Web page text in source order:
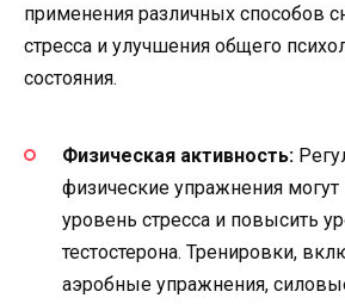
применения различных способов
стресса и улучшения общего
состояния.
Физическая активность:
физические упражнения могут
уровень стресса и повысить
тестостерона. Тренировки,
аэробные упражнения,